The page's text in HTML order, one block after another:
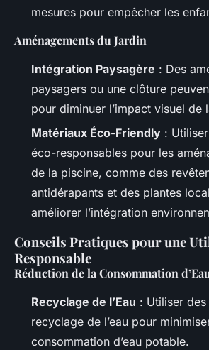
mesures pour empêcher les
Aménagements du Jardin
Intégration Paysagère : Des
paysagers ou une clôture
pour diminuer l’impact visuel de
Matériaux Éco-Friendly :
éco-responsables pour les
de la piscine, comme des
antidérapants et des plantes
améliorer l’intégration
Conseils Pratiques pour une
Responsable
Réduction de la Consommation
Recyclage de l’Eau : Utiliser
recyclage de l’eau pour
consommation d’eau potable.